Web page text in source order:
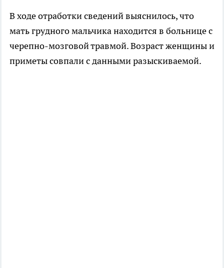
В ходе отработки сведений выяснилось, что
мать грудного мальчика находится в больнице с
черепно-мозговой травмой. Возраст женщины и
приметы совпали с данными разыскиваемой.